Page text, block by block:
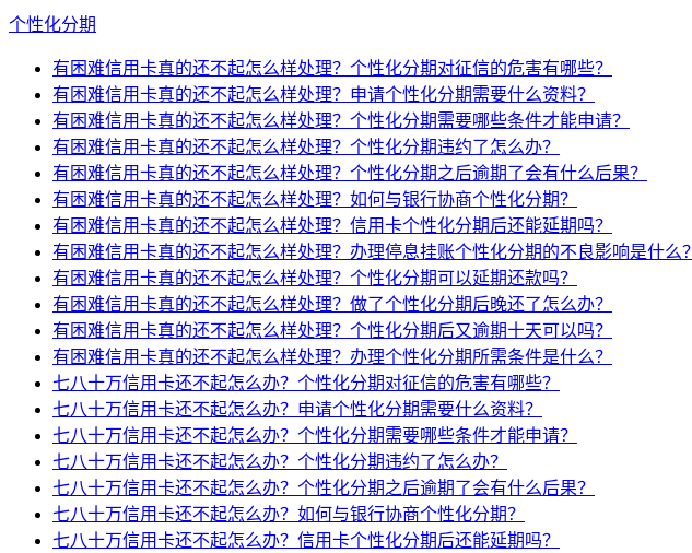
个性化分期
有困难信用卡真的还不起怎么样处理？个性化分期对征信的危害有哪些？
有困难信用卡真的还不起怎么样处理？申请个性化分期需要什么资料？
有困难信用卡真的还不起怎么样处理？个性化分期需要哪些条件才能申请？
有困难信用卡真的还不起怎么样处理？个性化分期违约了怎么办？
有困难信用卡真的还不起怎么样处理？个性化分期之后逾期了会有什么后果？
有困难信用卡真的还不起怎么样处理？如何与银行协商个性化分期？
有困难信用卡真的还不起怎么样处理？信用卡个性化分期后还能延期吗？
有困难信用卡真的还不起怎么样处理？办理停息挂账个性化分期的不良影响是什么？
有困难信用卡真的还不起怎么样处理？个性化分期可以延期还款吗？
有困难信用卡真的还不起怎么样处理？做了个性化分期后晚还了怎么办？
有困难信用卡真的还不起怎么样处理？个性化分期后又逾期十天可以吗？
有困难信用卡真的还不起怎么样处理？办理个性化分期所需条件是什么？
七八十万信用卡还不起怎么办？个性化分期对征信的危害有哪些？
七八十万信用卡还不起怎么办？申请个性化分期需要什么资料？
七八十万信用卡还不起怎么办？个性化分期需要哪些条件才能申请？
七八十万信用卡还不起怎么办？个性化分期违约了怎么办？
七八十万信用卡还不起怎么办？个性化分期之后逾期了会有什么后果？
七八十万信用卡还不起怎么办？如何与银行协商个性化分期？
七八十万信用卡还不起怎么办？信用卡个性化分期后还能延期吗？